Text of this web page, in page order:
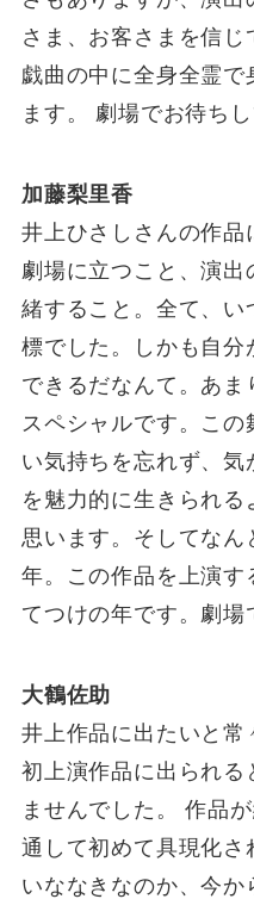
さま、お客さまを信
戯曲の中に全身全霊
ます。 劇場でお待ちし
加藤梨里香
井上ひさしさんの作品
劇場に立つこと、演
緒すること。全て、
標でした。しかも自分
できるだなんて。あ
スペシャルです。こ
い気持ちを忘れず、
を魅力的に生きられる
思います。そしてなん
年。この作品を上演す
てつけの年です。劇場
大鶴佐助
井上作品に出たいと常
初上演作品に出られる
ませんでした。 作品
通して初めて具現化
いななきなのか、今か